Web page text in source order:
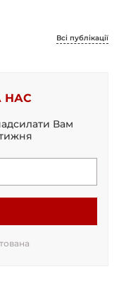
Всі публікації
НАС
Вам